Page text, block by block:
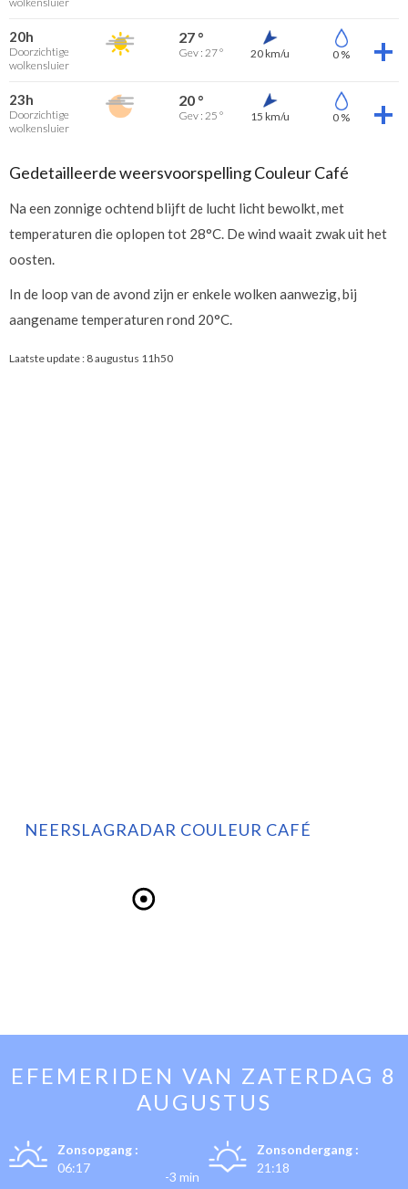
20h
Doorzichtige
wolkensluier
27 °
Gev : 27 ° 20 km/u 0 %
23h
Doorzichtige
wolkensluier
20 °
Gev : 25 ° 15 km/u 0 %
Gedetailleerde weersvoorspelling Couleur Café
Na een zonnige ochtend blijft de lucht licht bewolkt, met
temperaturen die oplopen tot 28°C. De wind waait zwak uit het
oosten.
In de loop van de avond zijn er enkele wolken aanwezig, bij
aangename temperaturen rond 20°C.
Laatste update : 8 augustus 11h50
NEERSLAGRADAR COULEUR CAFÉ
EFEMERIDEN VAN ZATERDAG 8
AUGUSTUS
Zonsopgang :
06:17
-3 min
Zonsondergang :
21:18